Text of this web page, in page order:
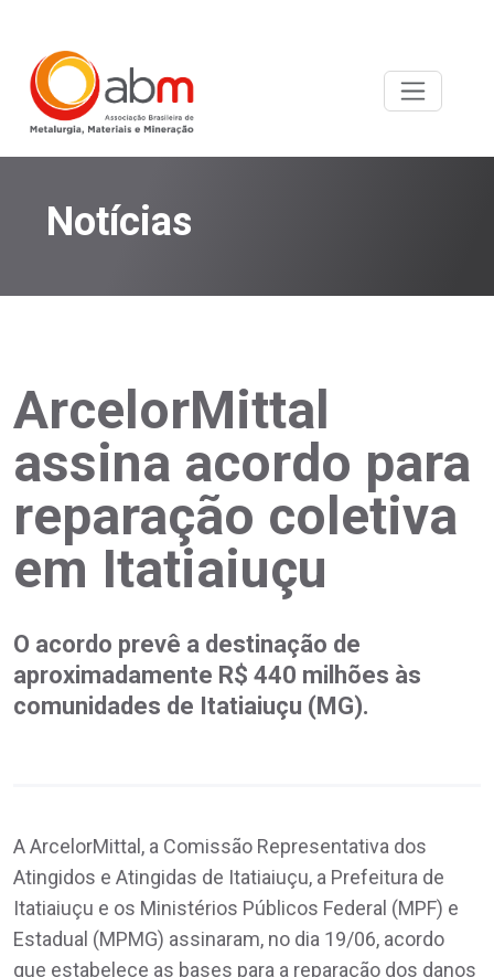
Notícias
ArcelorMittal
assina acordo para
reparação coletiva
em Itatiaiuçu
O acordo prevê a destinação de
aproximadamente R$ 440 milhões às
comunidades de Itatiaiuçu (MG).
A ArcelorMittal, a Comissão Representativa dos
Atingidos e Atingidas de Itatiaiuçu, a Prefeitura de
Itatiaiuçu e os Ministérios Públicos Federal (MPF) e
Estadual (MPMG) assinaram, no dia 19/06, acordo
que estabelece as bases para a reparação dos danos